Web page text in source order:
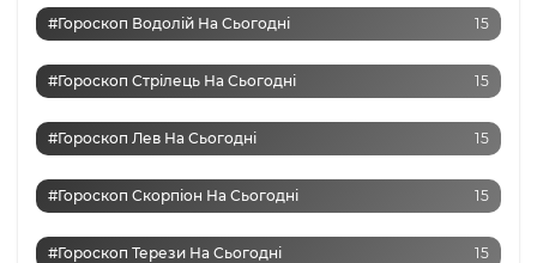
#Гороскоп Водолій На Сьогодні 15
#Гороскоп Стрілець На Сьогодні 15
#Гороскоп Лев На Сьогодні 15
#Гороскоп Скорпіон На Сьогодні 15
#Гороскоп Терези На Сьогодні 15